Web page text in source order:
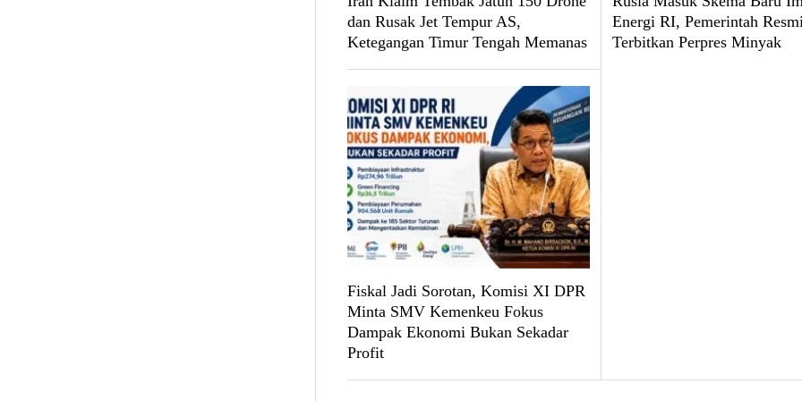
dan Rusak Jet Tempur AS,
Ketegangan Timur Tengah Memanas
Energi RI, Pemerintah
Terbitkan Perpres Minyak
Fiskal Jadi Sorotan, Komisi XI DPR
Minta SMV Kemenkeu Fokus
Dampak Ekonomi Bukan Sekadar
Profit